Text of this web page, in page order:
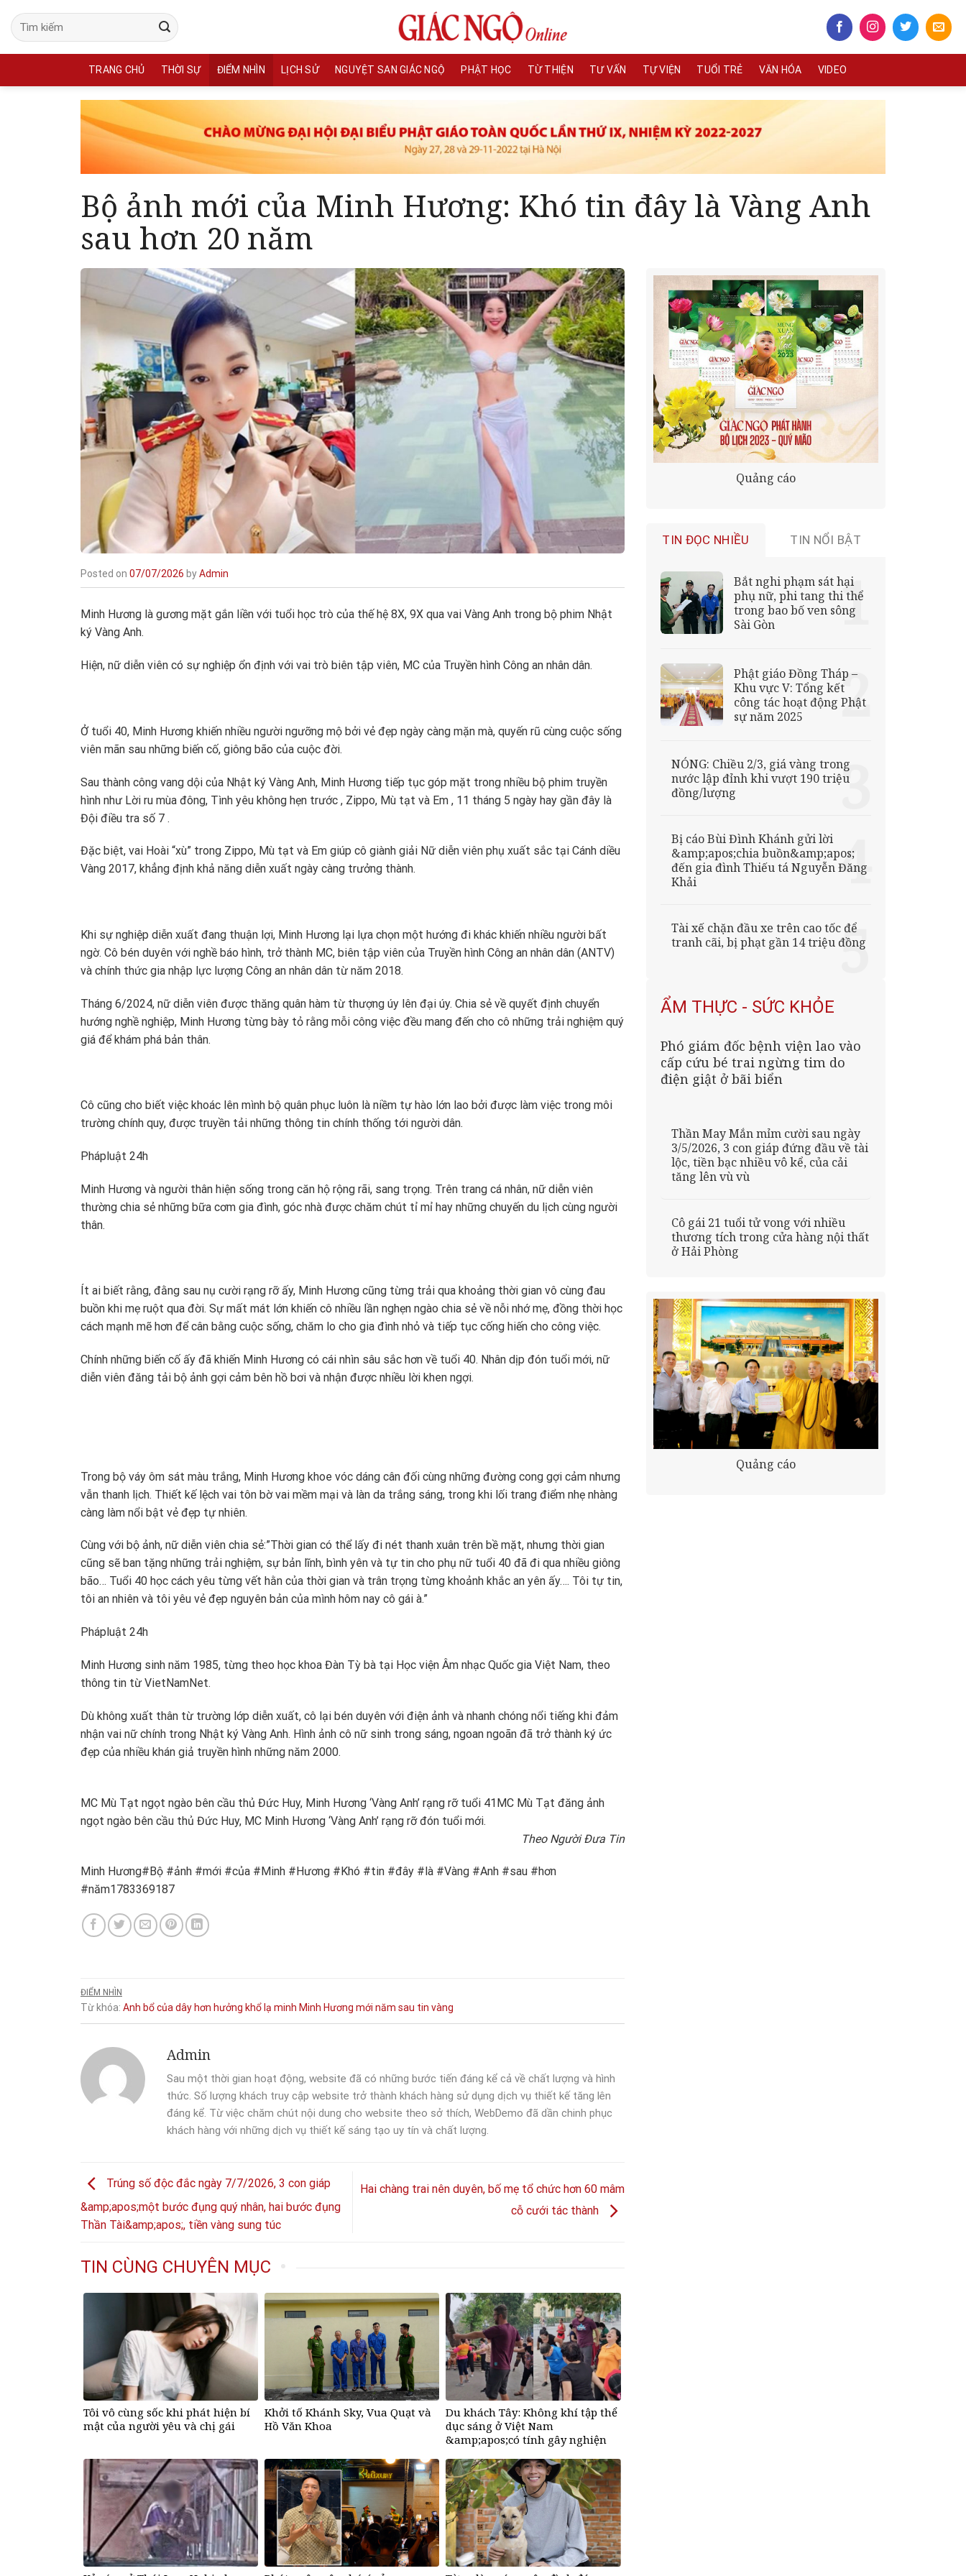
content
TRANG CHỦ THỜI SỰ ĐIỂM NHÌN LỊCH SỬ NGUYỆT SAN GIÁC NGỘ PHẬT HỌC TỪ THIỆN TƯ VẤN TỰ VIỆN TUỔI TRẺ VĂN HÓA VIDEO
Bộ ảnh mới của Minh Hương: Khó tin đây là Vàng Anh
sau hơn 20 năm
Posted on 07/07/2026 byAdmin
Minh Hương là gương mặt gắn liền với tuổi học trò của thế hệ 8X, 9X qua vai Vàng Anh trong bộ phim Nhật
ký Vàng Anh.
Hiện, nữ diễn viên có sự nghiệp ổn định với vai trò biên tập viên, MC của Truyền hình Công an nhân dân.
Ở tuổi 40, Minh Hương khiến nhiều người ngưỡng mộ bởi vẻ đẹp ngày càng mặn mà, quyến rũ cùng cuộc sống
viên mãn sau những biến cố, giông bão của cuộc đời.
Sau thành công vang dội của Nhật ký Vàng Anh, Minh Hương tiếp tục góp mặt trong nhiều bộ phim truyền
hình như Lời ru mùa đông, Tình yêu không hẹn trước , Zippo, Mù tạt và Em , 11 tháng 5 ngày hay gần đây là
Đội điều tra số 7 .
Đặc biệt, vai Hoài “xù” trong Zippo, Mù tạt và Em giúp cô giành giải Nữ diễn viên phụ xuất sắc tại Cánh diều
Vàng 2017, khẳng định khả năng diễn xuất ngày càng trưởng thành.
Khi sự nghiệp diễn xuất đang thuận lợi, Minh Hương lại lựa chọn một hướng đi khác khiến nhiều người bất
ngờ. Cô bén duyên với nghề báo hình, trở thành MC, biên tập viên của Truyền hình Công an nhân dân (ANTV)
và chính thức gia nhập lực lượng Công an nhân dân từ năm 2018.
Tháng 6/2024, nữ diễn viên được thăng quân hàm từ thượng úy lên đại úy. Chia sẻ về quyết định chuyển
hướng nghề nghiệp, Minh Hương từng bày tỏ rằng mỗi công việc đều mang đến cho cô những trải nghiệm quý
giá để khám phá bản thân.
Cô cũng cho biết việc khoác lên mình bộ quân phục luôn là niềm tự hào lớn lao bởi được làm việc trong môi
trường chính quy, được truyền tải những thông tin chính thống tới người dân.
Phápluật 24h
Minh Hương và người thân hiện sống trong căn hộ rộng rãi, sang trọng. Trên trang cá nhân, nữ diễn viên
thường chia sẻ những bữa cơm gia đình, góc nhà được chăm chút tỉ mỉ hay những chuyến du lịch cùng người
thân.
Ít ai biết rằng, đằng sau nụ cười rạng rỡ ấy, Minh Hương cũng từng trải qua khoảng thời gian vô cùng đau
buồn khi mẹ ruột qua đời. Sự mất mát lớn khiến cô nhiều lần nghẹn ngào chia sẻ về nỗi nhớ mẹ, đồng thời học
cách mạnh mẽ hơn để cân bằng cuộc sống, chăm lo cho gia đình nhỏ và tiếp tục cống hiến cho công việc.
Chính những biến cố ấy đã khiến Minh Hương có cái nhìn sâu sắc hơn về tuổi 40. Nhân dịp đón tuổi mới, nữ
diễn viên đăng tải bộ ảnh gợi cảm bên hồ bơi và nhận được nhiều lời khen ngợi.
Trong bộ váy ôm sát màu trắng, Minh Hương khoe vóc dáng cân đối cùng những đường cong gợi cảm nhưng
vẫn thanh lịch. Thiết kế lệch vai tôn bờ vai mềm mại và làn da trắng sáng, trong khi lối trang điểm nhẹ nhàng
càng làm nổi bật vẻ đẹp tự nhiên.
Cùng với bộ ảnh, nữ diễn viên chia sẻ:”Thời gian có thể lấy đi nét thanh xuân trên bề mặt, nhưng thời gian
cũng sẽ ban tặng những trải nghiệm, sự bản lĩnh, bình yên và tự tin cho phụ nữ tuổi 40 đã đi qua nhiều giông
bão… Tuổi 40 học cách yêu từng vết hằn của thời gian và trân trọng từng khoảnh khắc an yên ấy…. Tôi tự tin,
tôi an nhiên và tôi yêu vẻ đẹp nguyên bản của mình hôm nay cô gái à.”
Pháp luật 24h
Minh Hương sinh năm 1985, từng theo học khoa Đàn Tỳ bà tại Học viện Âm nhạc Quốc gia Việt Nam, theo
thông tin từ VietNamNet.
Dù không xuất thân từ trường lớp diễn xuất, cô lại bén duyên với điện ảnh và nhanh chóng nổi tiếng khi đảm
nhận vai nữ chính trong Nhật ký Vàng Anh. Hình ảnh cô nữ sinh trong sáng, ngoan ngoãn đã trở thành ký ức
đẹp của nhiều khán giả truyền hình những năm 2000.
MC Mù Tạt ngọt ngào bên cầu thủ Đức Huy, Minh Hương ‘Vàng Anh’ rạng rỡ tuổi 41MC Mù Tạt đăng ảnh
ngọt ngào bên cầu thủ Đức Huy, MC Minh Hương ‘Vàng Anh’ rạng rỡ đón tuổi mới.
Theo Người Đưa Tin
Minh Hương#Bộ #ảnh #mới #của #Minh #Hương #Khó #tin #đây #là #Vàng #Anh #sau #hơn
#năm1783369187
ĐIỂM NHÌN
Từ khóa: Anh bổcủadây hơn hưởng khổ lạ minh Minh Hương mới năm sau tin vàng
Admin
Sau một thời gian hoạt động, website đã có những bước tiến đáng kể cả về chất lượng và hình
thức. Số lượng khách truy cập website trở thành khách hàng sử dụng dịch vụ thiết kế tăng lên
đáng kể. Từ việc chăm chút nội dung cho website theo sở thích, WebDemo đã dần chinh phục
khách hàng với những dịch vụ thiết kế sáng tạo uy tín và chất lượng.
Trúng số độc đắc ngày 7/7/2026, 3 con giáp
&amp;apos;một bước đụng quý nhân, hai bước đụng
Thần Tài&amp;apos;, tiền vàng sung túc
Hai chàng trai nên duyên, bố mẹ tổ chức hơn 60 mâm
cỗ cưới tác thành
TIN CÙNG CHUYÊN MỤC
Tôi vô cùng sốc khi phát hiện bí
mật của người yêu và chị gái
Khởi tố Khánh Sky, Vua Quạt và
Hồ Văn Khoa
Du khách Tây: Không khí tập thể
dục sáng ở Việt Nam
&amp;apos;có tính gây nghiện
Quảng cáo
TIN ĐỌC NHIỀU TIN NỔI BẬT
Bắt nghi phạm sát hại
phụ nữ, phi tang thi thể
trong bao bố ven sông
Sài Gòn
Phật giáo Đồng Tháp –
Khu vực V: Tổng kết
công tác hoạt động Phật
sự năm 2025
NÓNG: Chiều 2/3, giá vàng trong
nước lập đỉnh khi vượt 190 triệu
đồng/lượng
Bị cáo Bùi Đình Khánh gửi lời
&amp;apos;chia buồn&amp;apos;
đến gia đình Thiếu tá Nguyễn Đăng
Khải
Tài xế chặn đầu xe trên cao tốc để
tranh cãi, bị phạt gần 14 triệu đồng
ẨM THỰC - SỨC KHỎE
Phó giám đốc bệnh viện lao vào
cấp cứu bé trai ngừng tim do
điện giật ở bãi biển
Thần May Mắn mỉm cười sau ngày
3/5/2026, 3 con giáp đứng đầu về tài
lộc, tiền bạc nhiều vô kể, của cải
tăng lên vù vù
Cô gái 21 tuổi tử vong với nhiều
thương tích trong cửa hàng nội thất
ở Hải Phòng
Quảng cáo